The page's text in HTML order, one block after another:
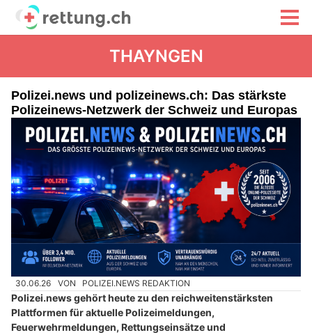
THAYNGEN
Polizei.news und polizeinews.ch: Das stärkste
Polizeinews-Netzwerk der Schweiz und Europas
30.06.26 VON POLIZEI.NEWS REDAKTION
Polizei.news gehört heute zu den reichweitenstärksten
Plattformen für aktuelle Polizeimeldungen,
Feuerwehrmeldungen, Rettungseinsätze und